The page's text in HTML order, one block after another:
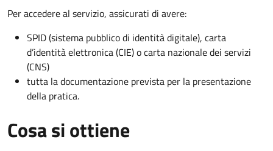
Per accedere al servizio, assicurati di avere:
SPID (sistema pubblico di identità digitale), carta
d’identità elettronica (CIE) o carta nazionale dei servizi
(CNS)
tutta la documentazione prevista per la presentazione
della pratica.
Cosa si ottiene